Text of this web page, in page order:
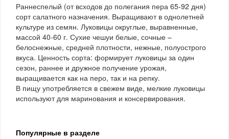
Раннеспелый (от всходов до полегания пера 65-92 дня)
сорт салатного назначения. Выращивают в однолетней
культуре из семян. Луковицы округлые, выравненные,
массой 40-60 г. Сухие чешуи белые, сочные –
белоснежные, средней плотности, нежные, полуострого
вкуса. Ценность сорта: формирует луковицы за один
сезон, раннее и дружное получение урожая,
выращивается как на перо, так и на репку.
В пищу употребляется в свежем виде, мелкие луковицы
используют для маринования и консервирования.
Популярные в разделе